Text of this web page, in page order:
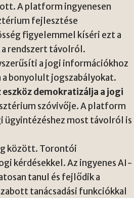
A platform ingyenesen
fejlesztése
figyelemmel kíséri ezt a
rendszert távolról.
a jogi információkhoz
a bonyolult jogszabályokat.
eszköz demokratizálja a jogi
szóvivője. A platform
ügyintézéshez most távolról is
között. Torontói
kérdésekkel. Az ingyenes AI-
tanul és fejlődik a
tanácsadási funkciókkal